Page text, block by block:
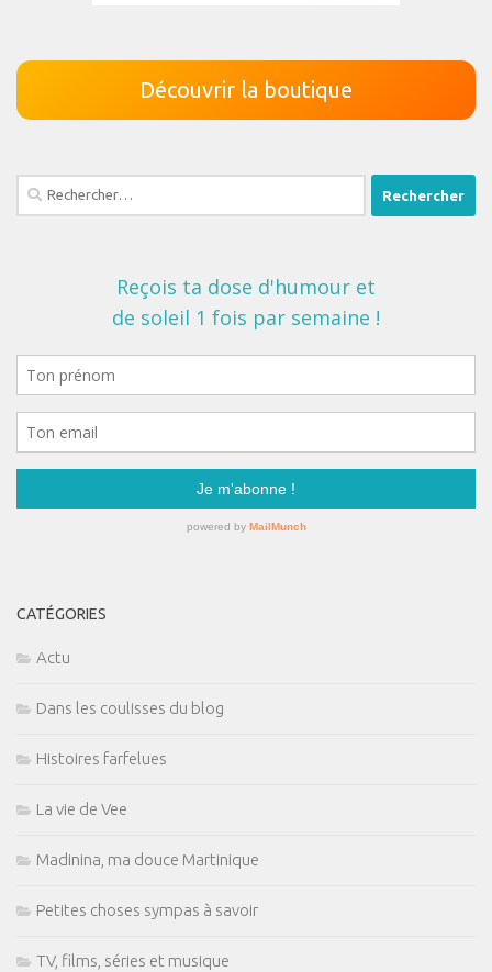
Découvrir la boutique
Rechercher :
CATÉGORIES
Actu
Dans les coulisses du blog
Histoires farfelues
La vie de Vee
Madinina, ma douce Martinique
Petites choses sympas à savoir
TV, films, séries et musique